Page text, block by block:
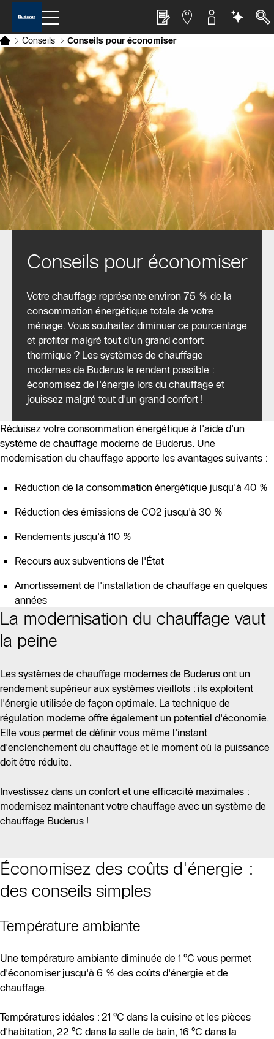
Conseils Conseils pour économiser
Conseils pour économiser
Votre chauffage représente environ 75 % de la
consommation énergétique totale de votre
ménage. Vous souhaitez diminuer ce pourcentage
et profiter malgré tout d'un grand confort
thermique ? Les systèmes de chauffage
modernes de Buderus le rendent possible :
économisez de l'énergie lors du chauffage et
jouissez malgré tout d'un grand confort !
Réduisez votre consommation énergétique à l'aide d'un
système de chauffage moderne de Buderus. Une
modernisation du chauffage apporte les avantages suivants :
Réduction de la consommation énergétique jusqu'à 40 %
Réduction des émissions de CO2 jusqu'à 30 %
Rendements jusqu'à 110 %
Recours aux subventions de l'État
Amortissement de l'installation de chauffage en quelques
années
La modernisation du chauffage vaut
la peine
Les systèmes de chauffage modernes de Buderus ont un
rendement supérieur aux systèmes vieillots : ils exploitent
l'énergie utilisée de façon optimale. La technique de
régulation moderne offre également un potentiel d'économie.
Elle vous permet de définir vous même l'instant
d'enclenchement du chauffage et le moment où la puissance
doit être réduite.
Investissez dans un confort et une efficacité maximales :
modernisez maintenant votre chauffage avec un système de
chauffage Buderus !
Économisez des coûts d'énergie :
des conseils simples
Température ambiante
Une température ambiante diminuée de 1 °C vous permet
d'économiser jusqu'à 6 % des coûts d'énergie et de
chauffage.
Températures idéales : 21 °C dans la cuisine et les pièces
d'habitation, 22 °C dans la salle de bain, 16 °C dans la